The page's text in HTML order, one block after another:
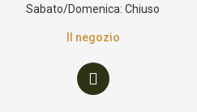
Sabato/Domenica: Chiuso
Il negozio